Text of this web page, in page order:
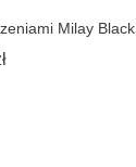
Milay Black
Cena